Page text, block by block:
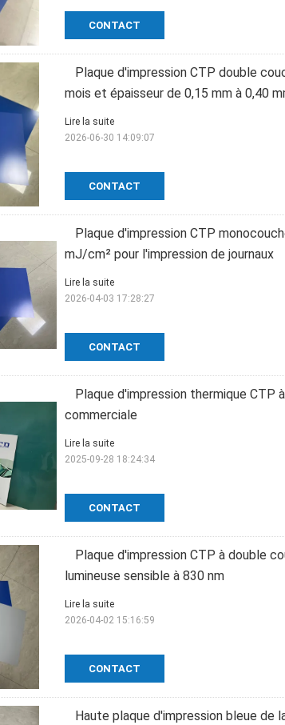
CONTACT
Plaque d'impression CTP double
mois et épaisseur de 0,15 mm à 0,40
CONTACT
Lire la suite
2026-06-30 14:09:07
Plaque d'impression CTP
mJ/cm² pour l'impression de journaux
CONTACT
Lire la suite
2026-04-03 17:28:27
Plaque d'impression thermique CTP
commerciale
CONTACT
Lire la suite
2025-09-28 18:24:34
Plaque d'impression CTP à double
lumineuse sensible à 830 nm
CONTACT
Lire la suite
2026-04-02 15:16:59
Haute plaque d'impression bleue de